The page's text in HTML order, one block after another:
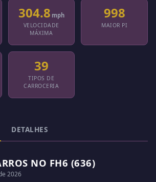
304.8 mph
VELOCIDADE
MÁXIMA
998
MAIOR PI
39
TIPOS DE
CARROCERIA
DETALHES
NO FH6 (636)
2026